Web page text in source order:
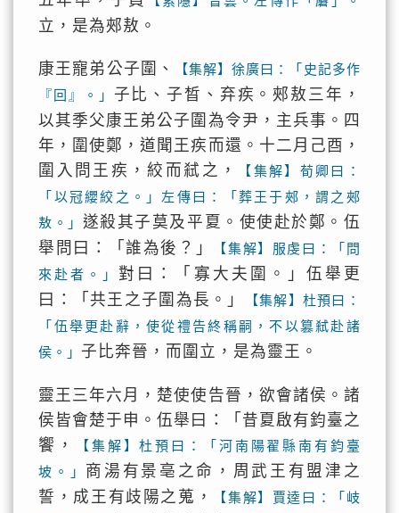
立，是為郟敖。
康王寵弟公子圍、
【集解】徐廣曰：「史記多作
『回』。」 子比、子晳、弃疾。郟敖三年，
以其季父康王弟公子圍為令尹，主兵事。四
年，圍使鄭，道聞王疾而還。十二月己酉，
圍入問王疾，絞而弒之，
【集解】荀卿曰：
「以冠纓絞之。」左傳曰：「葬王于郟，謂之郟
敖。」 遂殺其子莫及平夏。使使赴於鄭。伍
舉問曰：「誰為後？」
【集解】服虔曰：「問
來赴者。」對曰：「寡大夫圍。」伍舉更
曰：「共王之子圍為長。」
【集解】杜預曰：
「伍舉更赴辭，使從禮告終稱嗣，不以篡弒赴諸
侯。」 子比奔晉，而圍立，是為靈王。
靈王三年六月，楚使使告晉，欲會諸侯。諸
侯皆會楚于申。伍舉曰：「昔夏啟有鈞臺之
饗，
【集解】杜預曰：「河南陽翟縣南有鈞臺
坡。」 商湯有景亳之命，周武王有盟津之
誓，成王有歧陽之蒐，
【集解】賈逵曰：「岐